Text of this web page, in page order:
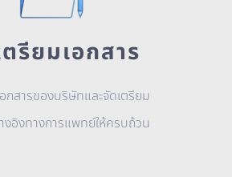
รียมเอกสาร
กสารของบริษัทและจัดเตรียม
งอิงทางการแพทย์ให้ครบถ้วน